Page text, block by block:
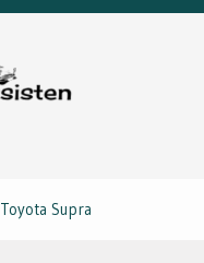
Toyota Supra